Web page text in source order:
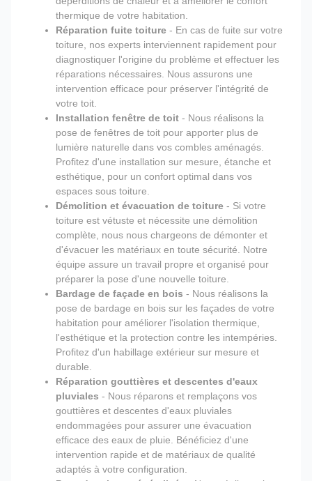
thermique de votre habitation.
Réparation fuite toiture - En cas de fuite sur votre
toiture, nos experts interviennent rapidement pour
diagnostiquer l'origine du problème et effectuer les
réparations nécessaires. Nous assurons une
intervention efficace pour préserver l'intégrité de
votre toit.
Installation fenêtre de toit - Nous réalisons la
pose de fenêtres de toit pour apporter plus de
lumière naturelle dans vos combles aménagés.
Profitez d'une installation sur mesure, étanche et
esthétique, pour un confort optimal dans vos
espaces sous toiture.
Démolition et évacuation de toiture - Si votre
toiture est vétuste et nécessite une démolition
complète, nous nous chargeons de démonter et
d'évacuer les matériaux en toute sécurité. Notre
équipe assure un travail propre et organisé pour
préparer la pose d'une nouvelle toiture.
Bardage de façade en bois - Nous réalisons la
pose de bardage en bois sur les façades de votre
habitation pour améliorer l'isolation thermique,
l'esthétique et la protection contre les intempéries.
Profitez d'un habillage extérieur sur mesure et
durable.
Réparation gouttières et descentes d'eaux
pluviales - Nous réparons et remplaçons vos
gouttières et descentes d'eaux pluviales
endommagées pour assurer une évacuation
efficace des eaux de pluie. Bénéficiez d'une
intervention rapide et de matériaux de qualité
adaptés à votre configuration.